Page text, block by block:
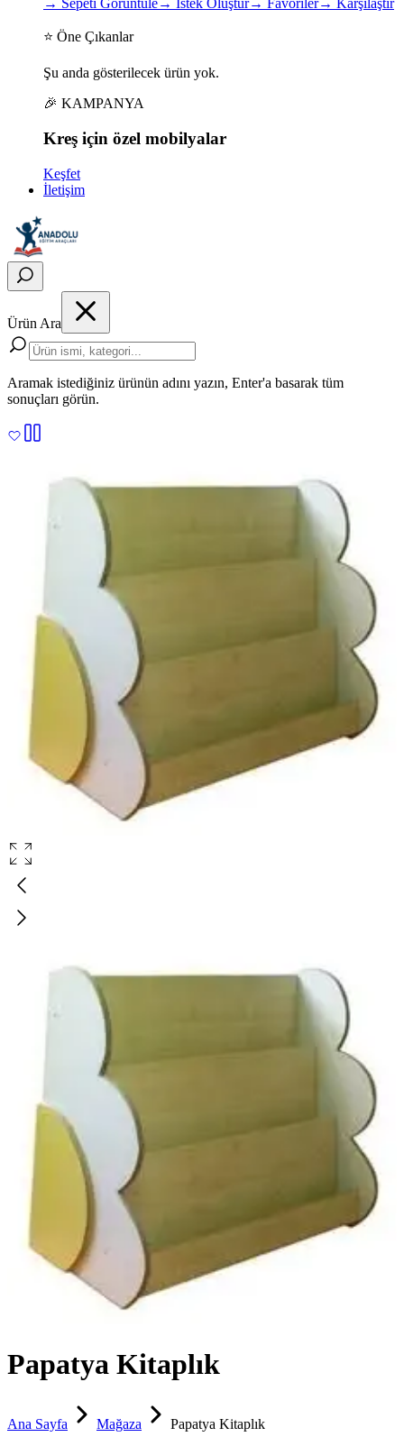
→ Sepeti Görüntüle→ İstek Oluştur→ Favoriler→ Karşılaştır
⭐ Öne Çıkanlar
Şu anda gösterilecek ürün yok.
🎉 KAMPANYA
Kreş için özel mobilyalar
Keşfet
İletişim
Ürün Ara
Aramak istediğiniz ürünün adını yazın, Enter'a basarak tüm
sonuçları görün.
Papatya Kitaplık
Ana Sayfa Mağaza
Papatya Kitaplık